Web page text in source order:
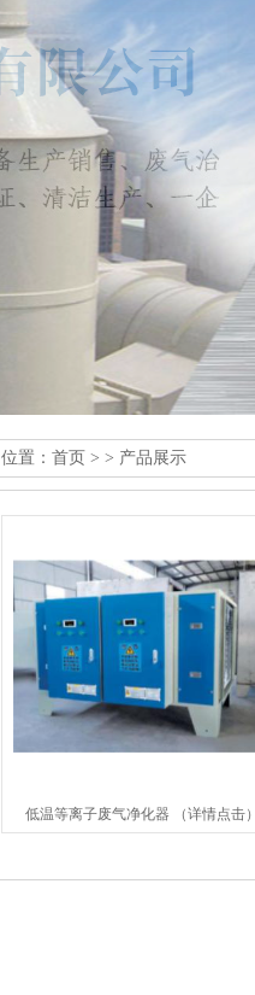
位置： 首页 > > 产品展示
低温等离子废气净化器 （详情点击